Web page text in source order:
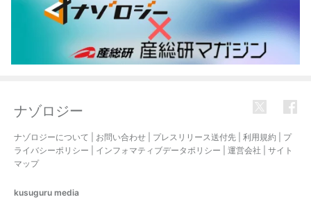
ナゾロジー
ナゾロジーについて お問い合わせ プレスリリース送付先 利用規約
プ
ライバシーポリシー
インフォマティブデータポリシー 運営会社
サイト
マップ
kusuguru media